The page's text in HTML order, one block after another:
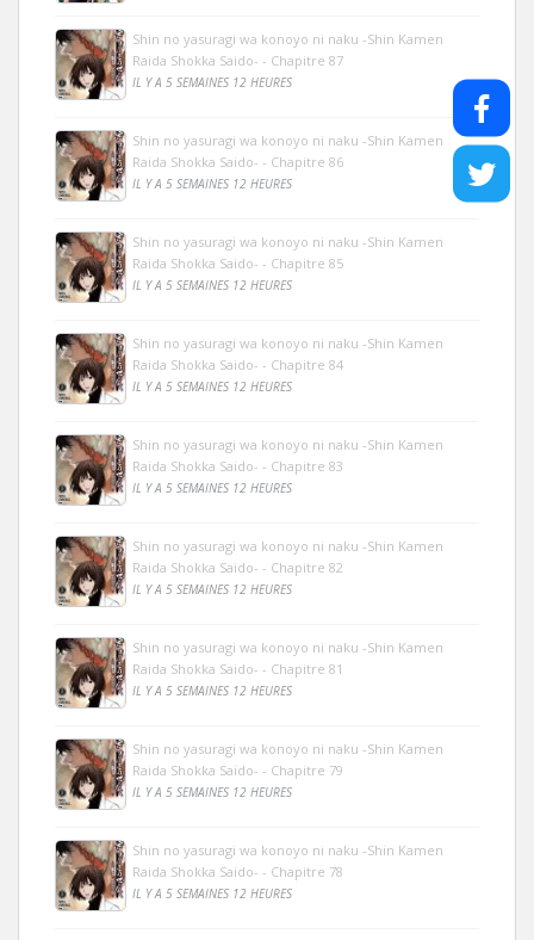
Shin no yasuragi wa konoyo ni naku -Shin Kamen
Raida Shokka Saido- - Chapitre 87
IL Y A 5 SEMAINES 12 HEURES
Shin no yasuragi wa konoyo ni naku -Shin Kamen
Raida Shokka Saido- - Chapitre 86
IL Y A 5 SEMAINES 12 HEURES
Shin no yasuragi wa konoyo ni naku -Shin Kamen
Raida Shokka Saido- - Chapitre 85
IL Y A 5 SEMAINES 12 HEURES
Shin no yasuragi wa konoyo ni naku -Shin Kamen
Raida Shokka Saido- - Chapitre 84
IL Y A 5 SEMAINES 12 HEURES
Shin no yasuragi wa konoyo ni naku -Shin Kamen
Raida Shokka Saido- - Chapitre 83
IL Y A 5 SEMAINES 12 HEURES
Shin no yasuragi wa konoyo ni naku -Shin Kamen
Raida Shokka Saido- - Chapitre 82
IL Y A 5 SEMAINES 12 HEURES
Shin no yasuragi wa konoyo ni naku -Shin Kamen
Raida Shokka Saido- - Chapitre 81
IL Y A 5 SEMAINES 12 HEURES
Shin no yasuragi wa konoyo ni naku -Shin Kamen
Raida Shokka Saido- - Chapitre 79
IL Y A 5 SEMAINES 12 HEURES
Shin no yasuragi wa konoyo ni naku -Shin Kamen
Raida Shokka Saido- - Chapitre 78
IL Y A 5 SEMAINES 12 HEURES